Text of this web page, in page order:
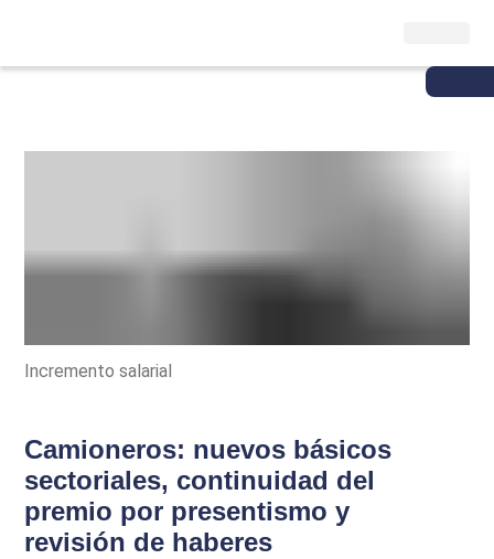
Incremento salarial
Camioneros: nuevos básicos
sectoriales, continuidad del
premio por presentismo y
revisión de haberes